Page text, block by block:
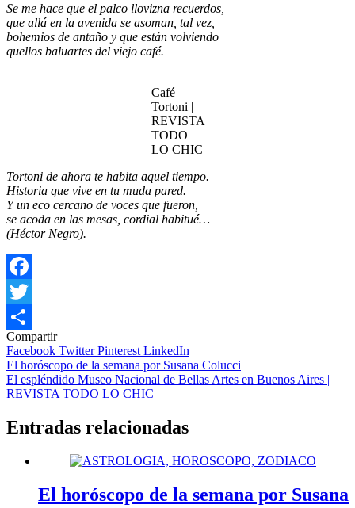
Se me hace que el palco llovizna recuerdos,
que allá en la avenida se asoman, tal vez,
bohemios de antaño y que están volviendo
quellos baluartes del viejo café.
Café
Tortoni |
REVISTA
TODO
LO CHIC
Tortoni de ahora te habita aquel tiempo.
Historia que vive en tu muda pared.
Y un eco cercano de voces que fueron,
se acoda en las mesas, cordial habitué…
(Héctor Negro).
Facebook
Twitter
Compartir
Compartir
Facebook TwitterPinterest LinkedIn
Navegación
de
El horóscopo de la semana por Susana Colucci
El espléndido Museo Nacional de Bellas Artes en Buenos Aires |
REVISTA TODO LO CHIC
Entradas relacionadas
El horóscopo de la semana por Susana